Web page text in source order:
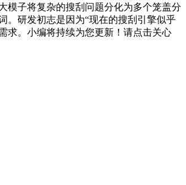
模子将复杂的搜刮问题分化为多个笼盖分
。研发初志是因为“现在的搜刮引擎似乎
求。小编将持续为您更新！请点击关心